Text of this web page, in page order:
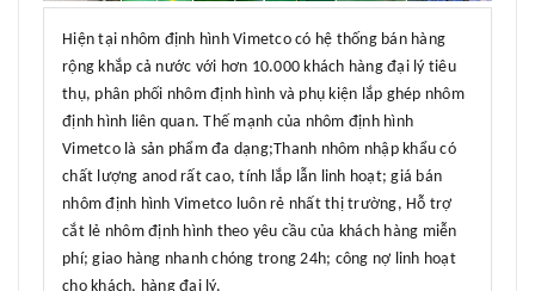
Hiện tại nhôm định hình Vimetco có hệ thống bán hàng
rộng khắp cả nước với hơn 10.000 khách hàng đại lý tiêu
thụ, phân phối nhôm định hình và phụ kiện lắp ghép nhôm
định hình liên quan. Thế mạnh của nhôm định hình
Vimetco là sản phẩm đa dạng;Thanh nhôm nhập khẩu có
chất lượng anod rất cao, tính lắp lẫn linh hoạt; giá bán
nhôm định hình Vimetco luôn rẻ nhất thị trường, Hỗ trợ
cắt lẻ nhôm định hình theo yêu cầu của khách hàng miễn
phí; giao hàng nhanh chóng trong 24h; công nợ linh hoạt
cho khách, hàng đại lý.